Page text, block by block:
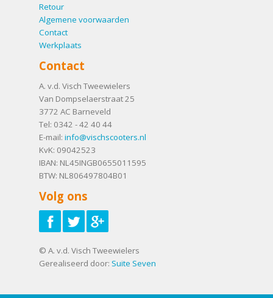
Retour
Algemene voorwaarden
Contact
Werkplaats
Contact
A. v.d. Visch Tweewielers
Van Dompselaerstraat 25
3772 AC Barneveld
Tel: 0342 - 42 40 44
E-mail: info@vischscooters.nl
KvK: 09042523
IBAN: NL45INGB0655011595
BTW: NL806497804B01
Volg ons
© A. v.d. Visch Tweewielers
Gerealiseerd door: Suite Seven